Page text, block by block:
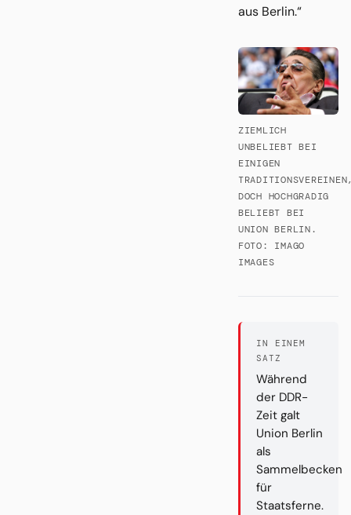
aus Berlin.“
ZIEMLICH
UNBELIEBT BEI
EINIGEN
DOCH HOCHGRADIG
BELIEBT BEI
UNION BERLIN.
FOTO: IMAGO
IMAGES
IN EINEM
SATZ
Während
der DDR-
Zeit galt
Union Berlin
als
Sammelbecken
für
Staatsferne.